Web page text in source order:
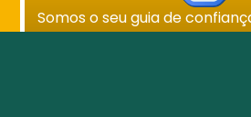
Somos o seu guia de